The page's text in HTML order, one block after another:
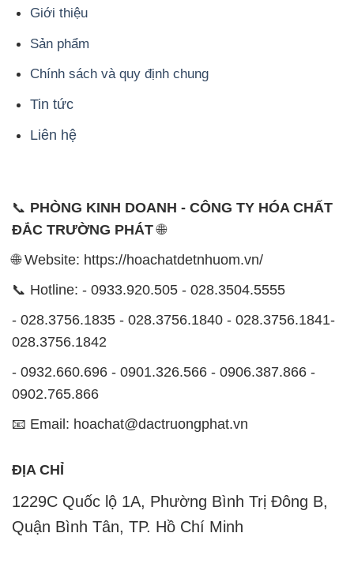
Giới thiệu
Sản phẩm
Chính sách và quy định chung
Tin tức
Liên hệ
📞 PHÒNG KINH DOANH - CÔNG TY HÓA CHẤT
ĐẮC TRƯỜNG PHÁT🌐
🌐 Website: https://hoachatdetnhuom.vn/
📞 Hotline: - 0933.920.505 - 028.3504.5555
- 028.3756.1835 - 028.3756.1840 - 028.3756.1841-
028.3756.1842
- 0932.660.696 - 0901.326.566 - 0906.387.866 -
0902.765.866
📧 Email: hoachat@dactruongphat.vn
ĐỊA CHỈ
1229C Quốc lộ 1A, Phường Bình Trị Đông B,
Quận Bình Tân, TP. Hồ Chí Minh